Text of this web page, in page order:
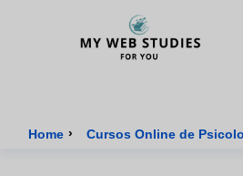
Home › Cursos Online de